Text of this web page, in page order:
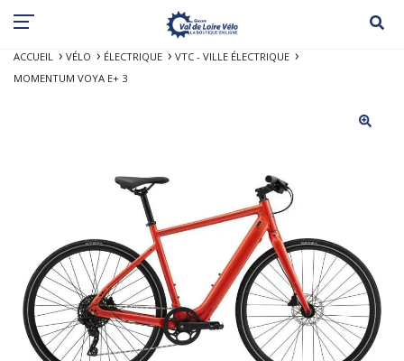
ACCUEIL VÉLO ÉLECTRIQUE
VTC - VILLE ÉLECTRIQUE
MOMENTUM VOYA E+ 3